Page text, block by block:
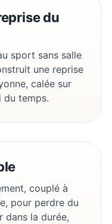
du
sport sans salle
une reprise
calée sur
temps.
couplé à
pour perdre du
dans la durée,